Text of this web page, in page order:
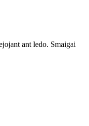
ant ledo. Smaigai